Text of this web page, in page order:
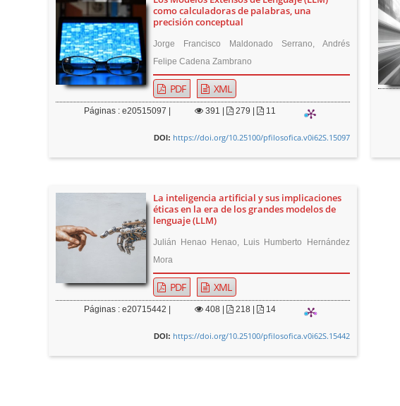
como calculadoras de palabras, una
precisión conceptual
Jorge Francisco Maldonado Serrano, Andrés
Felipe Cadena Zambrano
PDF XML
Páginas : e20515097 | 391 279 | 11
DOI: https://doi.org/10.25100/pfilosofica.v0i62S.15097
La inteligencia artificial y sus implicaciones
éticas en la era de los grandes modelos de
lenguaje (LLM)
Julián Henao Henao, Luis Humberto Hernández
Mora
PDF XML
Páginas : e20715442 | 408| 218 | 14
DOI: https://doi.org/10.25100/pfilosofica.v0i62S.15442